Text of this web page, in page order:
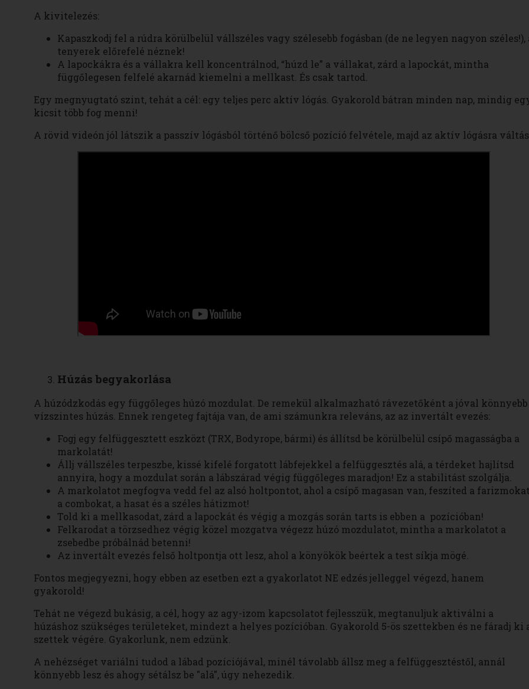
A kivitelezés:
Kapaszkodj fel a rúdra körülbelül vállszéles vagy szélesebb fogásban (de ne legyen nagyon széles!),
tenyerek előrefelé néznek!
A lapockákra és a vállakra kell koncentrálnod, “húzd le” a vállakat, zárd a lapockát, mintha
függőlegesen felfelé akarnád kiemelni a mellkast. És csak tartod.
Egy megnyugtató szint, tehát a cél: egy teljes perc aktív lógás. Gyakorold bátran minden nap, mindig
kicsit több fog menni!
A rövid videón jól látszik a passzív lógásból történő bölcső pozíció felvétele, majd az aktív lógásra
Húzás begyakorlása
A húzódzkodás egy függőleges húzó mozdulat. De remekül alkalmazható rávezetőként a jóval könnyebb
vízszintes húzás. Ennek rengeteg fajtája van, de ami számunkra releváns, az az invertált evezés:
Fogj egy felfüggesztett eszközt (TRX, Bodyrope, bármi) és állítsd be körülbelül csípő magasságba a
markolatát!
Állj vállszéles terpeszbe, kissé kifelé forgatott lábfejekkel a felfüggesztés alá, a térdeket hajlítsd
annyira, hogy a mozdulat során a lábszárad végig függőleges maradjon! Ez a stabilitást szolgálja.
A markolatot megfogva vedd fel az alsó holtpontot, ahol a csípő magasan van, feszíted a
a combokat, a hasat és a széles hátizmot!
Told ki a mellkasodat, zárd a lapockát és végig a mozgás során tarts is ebben a pozícióban!
Felkarodat a törzsedhez végig közel mozgatva végezz húzó mozdulatot, mintha a markolatot a
zsebedbe próbálnád betenni!
Az invertált evezés felső holtpontja ott lesz, ahol a könyökök beértek a test síkja mögé.
Fontos megjegyezni, hogy ebben az esetben ezt a gyakorlatot NE edzés jelleggel végezd, hanem
gyakorold!
Tehát ne végezd bukásig, a cél, hogy az agy-izom kapcsolatot fejlesszük, megtanuljuk aktiválni a
húzáshoz szükséges területeket, mindezt a helyes pozícióban. Gyakorold 5-ös szettekben és ne fáradj ki
szettek végére. Gyakorlunk, nem edzünk.
A nehézséget variálni tudod a lábad pozíciójával, minél távolabb állsz meg a felfüggesztéstől, annál
könnyebb lesz és ahogy sétálsz be "alá", úgy nehezedik.